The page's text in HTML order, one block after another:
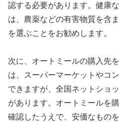
認する必要があります。健康
は、農薬などの有害物質を含
を選ぶことをお勧めします。
次に、オートミールの購入先
は、スーパーマーケットやコ
できますが、全国ネットショ
があります。オートミールを
確認したうえで、安価なもの